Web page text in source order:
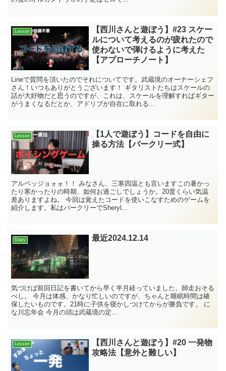
Lesson
【西川さんと遊ぼう】#23 スケー
ルについて考えるのが疲れたので
使わないで弾けるように考えた
【アプローチノート】
Lineで質問を頂いたのでそれについてです。武蔵境のオーナーシェフ
さん！いつもありがとうございます！ ギタリストたちはスケールの
話が大好物だと思うのですが、これは、スケールを理解すればギター
がうまくなるだとか、アドリブが自在に取れる...
Lesson
【1人で遊ぼう】コードを自由に
操る方法【バークリー式】
アルペッジョォォ！！ みなさん、三寒四温とも言いますこの暑かっ
たり寒かったりの時期、如何お過ごしでしょうか。20度くらい気温
差ありますよね。 今回は覚えたコードを使いこなすためのゲームを
紹介します。私はバークリーでSheryl...
Diary 最近2024.12.14
気づけば前回日記を書いてから早く半月経っていました。師走おそる
べし。 今月は体感、かなり忙しいのですが、ちゃんと睡眠時間は確
保したいものです。21時に子供を寝かしつけてからが勝負です。 に
な川忘年会 今月の頭は武蔵境の定...
Lesson
【西川さんと遊ぼう】#20 一発物
攻略法【意外と難しい】